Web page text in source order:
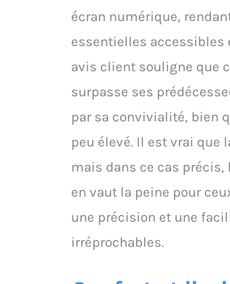
écran numérique,
essentielles accessibles
avis client souligne que
surpasse ses
par sa convivialité, bien
peu élevé. Il est vrai que
mais dans ce cas
en vaut la peine pour
une précision et une
irréprochables.